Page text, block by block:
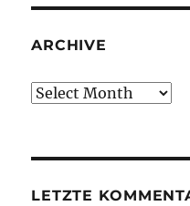
ARCHIVE
Archive
LETZTE